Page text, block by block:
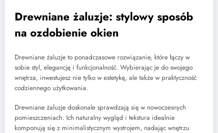
Drewniane żaluzje: stylowy sposób
na ozdobienie okien
Drewniane żaluzje to ponadczasowe rozwiązanie, które łączy w
sobie styl, elegancję i funkcjonalność. Wybierając je do swojego
wnętrza, inwestujesz nie tylko w estetykę, ale także w praktyczność
codziennego użytkowania.
Drewniane żaluzje doskonale sprawdzają się w nowoczesnych
pomieszczeniach. Ich naturalny wygląd i tekstura idealnie
komponują się z minimalistycznym wystrojem, nadając wnętrzu